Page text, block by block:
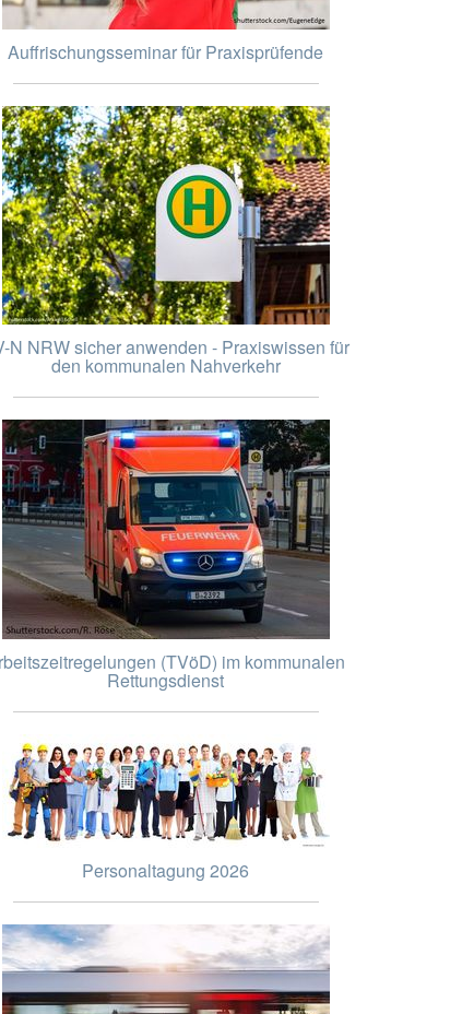
Auffrischungsseminar für Praxisprüfende
N NRW sicher anwenden - Praxiswissen für
den kommunalen Nahverkehr
(TVöD) im kommunalen
Rettungsdienst
Personaltagung 2026